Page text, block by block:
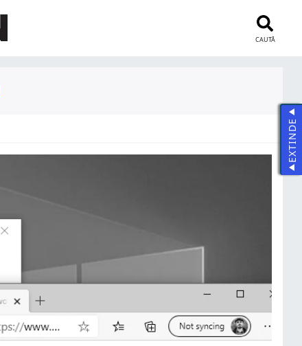
CAUTĂ
EXTINDE